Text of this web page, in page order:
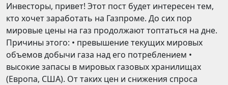
Инвесторы, привет! Этот пост будет интересен тем,
кто хочет заработать на Газпроме. До сих пор
мировые цены на газ продолжают топтаться на дне.
Причины этого: • превышение текущих мировых
объемов добычи газа над его потреблением •
высокие запасы в мировых газовых хранилищах
(Европа, США). От таких цен и снижения спроса